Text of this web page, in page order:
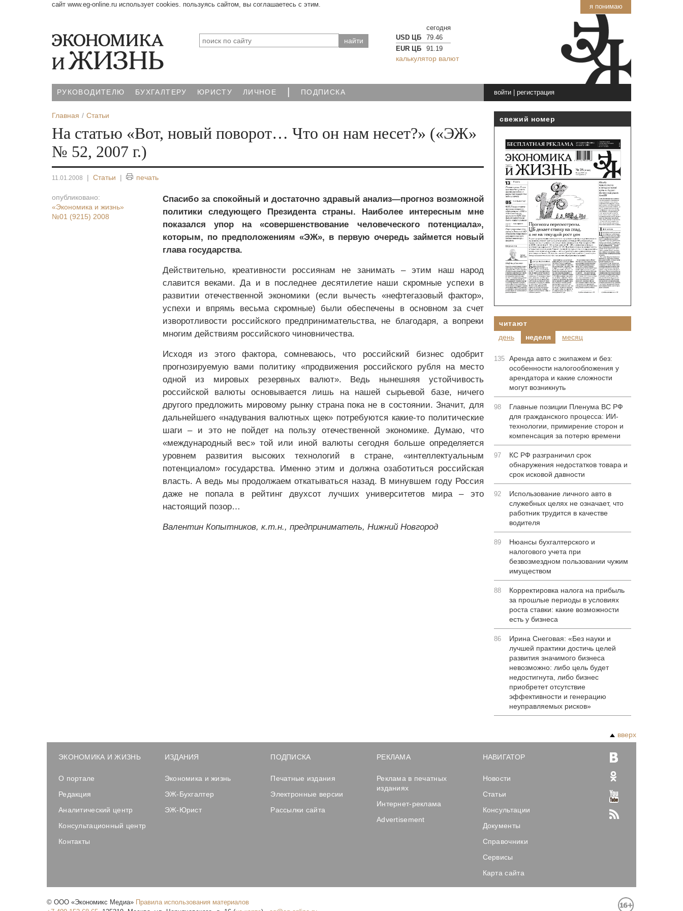
я понимаю
сайт www.eg-online.ru использует cookies. пользуясь сайтом, вы соглашаетесь с этим.
сегодня
USD ЦБ
79.46
EUR ЦБ
91.19
калькулятор валют
РУКОВОДИТЕЛЮ БУХГАЛТЕРУ ЮРИСТУ ЛИЧНОЕ | ПОДПИСКА войти| регистрация
Главная Статьи
На статью «Вот, новый поворот… Что он нам несет?» («ЭЖ»
№ 52, 2007 г.)
11.01.2008 | Статьи | печать
опубликовано:
«Экономика и жизнь»
№01 (9215) 2008
Спасибо за спокойный и достаточно здравый анализ—прогноз возможной
политики следующего Президента страны. Наиболее интересным мне
показался упор на «совершенствование человеческого потенциала»,
которым, по предположениям «ЭЖ», в первую очередь займется новый
глава государства.
Действительно, креативности россиянам не занимать – этим наш народ
славится веками. Да и в последнее десятилетие наши скромные успехи в
развитии отечественной экономики (если вычесть «нефтегазовый фактор»,
успехи и впрямь весьма скромные) были обеспечены в основном за счет
изворотливости российского предпринимательства, не благодаря, а вопреки
многим действиям российского чиновничества.
Исходя из этого фактора, сомневаюсь, что российский бизнес одобрит
прогнозируемую вами политику «продвижения российского рубля на место
одной из мировых резервных валют». Ведь нынешняя устойчивость
российской валюты основывается лишь на нашей сырьевой базе, ничего
другого предложить мировому рынку страна пока не в состоянии. Значит, для
дальнейшего «надувания валютных щек» потребуются какие-то политические
шаги – и это не пойдет на пользу отечественной экономике. Думаю, что
«международный вес» той или иной валюты сегодня больше определяется
уровнем развития высоких технологий в стране, «интеллектуальным
потенциалом» государства. Именно этим и должна озаботиться российская
власть. А ведь мы продолжаем откатываться назад. В минувшем году Россия
даже не попала в рейтинг двухсот лучших университетов мира – это
настоящий позор…
Валентин Копытников, к.т.н., предприниматель, Нижний Новгород
свежий номер
читают
день
неделя месяц
135 Аренда авто с экипажем и без:
особенности налогообложения у
арендатора и какие сложности
могут возникнуть
98
Главные позиции Пленума ВС РФ
для гражданского процесса: ИИ-
технологии, примирение сторон и
компенсация за потерю времени
97
КС РФ разграничил срок
обнаружения недостатков товара и
срок исковой давности
92
Использование личного авто в
служебных целях не означает, что
работник трудится в качестве
водителя
89
Нюансы бухгалтерского и
налогового учета при
безвозмездном пользовании чужим
имуществом
88
Корректировка налога на прибыль
за прошлые периоды в условиях
роста ставки: какие возможности
есть у бизнеса
86
Ирина Снеговая: «Без науки и
лучшей практики достичь целей
развития значимого бизнеса
невозможно: либо цель будет
недостигнута, либо бизнес
приобретет отсутствие
эффективности и генерацию
неуправляемых рисков»
вверх
ЭКОНОМИКА И ЖИЗНЬ
О портале
Редакция
Аналитический центр
Консультационный центр
Контакты
ИЗДАНИЯ
Экономика и жизнь
ЭЖ-Бухгалтер
ЭЖ-Юрист
ПОДПИСКА
Печатные издания
Электронные версии
Рассылки сайта
РЕКЛАМА
Реклама в печатных
изданиях
Интернет-реклама
Advertisement
НАВИГАТОР
Новости
Статьи
Консультации
Документы
Справочники
Сервисы
Карта сайта
© ООО «Экономикс Медиа» Правила использования материалов